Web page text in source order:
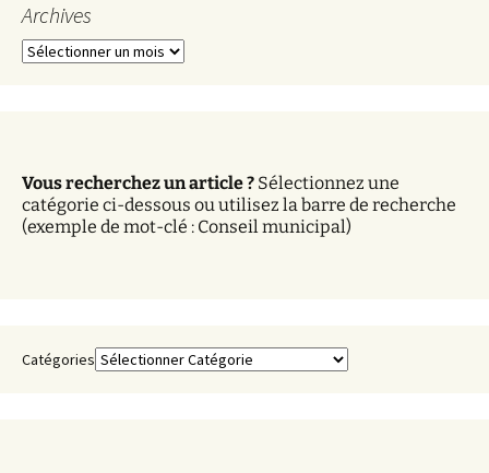
Archives
A
e
s
Vous recherchez un article ? Sélectionnez une
catégorie ci-dessous ou utilisez la barre de recherche
(exemple de mot-clé : Conseil municipal)
Catégories